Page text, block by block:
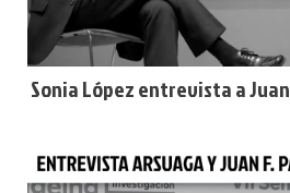
Sonia López entrevista a